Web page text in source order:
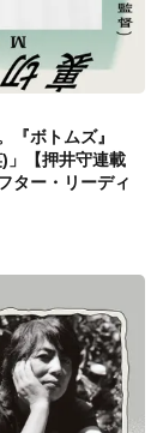
『ボトムズ』
」【押井守連載
ター・リーディ